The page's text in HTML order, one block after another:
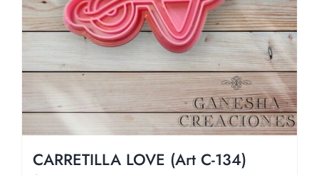
CARRETILLA LOVE (Art C-134)